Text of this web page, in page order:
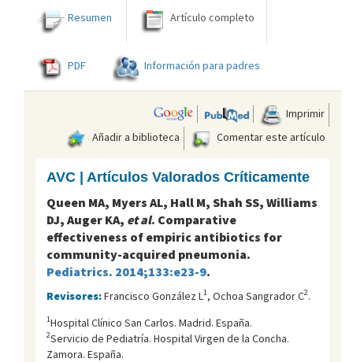
Resumen Artículo completo
PDF Información para padres
Imprimir
Añadir a biblioteca
Comentar este artículo
AVC | Artículos Valorados Críticamente
Queen MA, Myers AL, Hall M, Shah SS, Williams
DJ, Auger KA, et al. Comparative
effectiveness of empiric antibiotics for
community-acquired pneumonia.
Pediatrics. 2014;133:e23-9.
Revisores:Francisco González L 1, Ochoa Sangrador C2.
1Hospital Clínico San Carlos. Madrid. España.
2Servicio de Pediatría. Hospital Virgen de la Concha.
Zamora. España.